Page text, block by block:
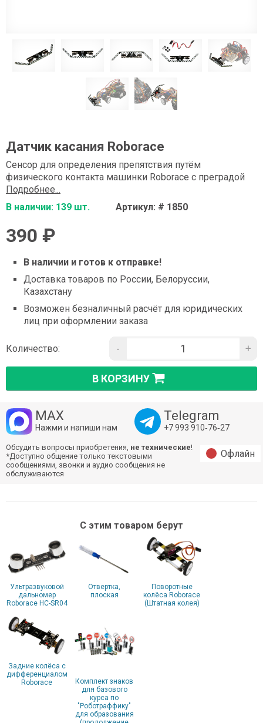
Датчик касания Roborace
Сенсор для определения препятствия путём
физического контакта машинки Roborace с преградой
Подробнее...
В наличии: 139 шт.
Артикул: # 1850
390 ₽
В наличии и готов к отправке!
Доставка товаров по России, Белоруссии,
Казахстану
Возможен безналичный расчёт для юридических
лиц при оформлении заказа
Количество: - +
В КОРЗИНУ
MAX
Нажми и напиши нам
Telegram
+7 993 910‑76‑27
Обсудить вопросы приобретения, не технические!
*Доступно общение только текстовыми
сообщениями, звонки и аудио сообщения не
обслуживаются
Офлайн
С этим товаром берут
Ультразвуковой
дальномер
Roborace HC-SR04
Отвертка,
плоская
Поворотные
колёса Roborace
(Штатная колея)
Задние колёса с
дифференциалом
Roborace
Комплект знаков
для базового
курса по
"Роботраффику"
для образования